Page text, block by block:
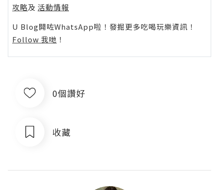
攻略及 活動情報
U Blog開咗WhatsApp啦！發掘更多吃喝玩樂資訊！
Follow 我哋 ！
0個讚好
收藏